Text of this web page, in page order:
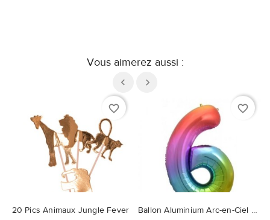
Vous aimerez aussi :
favorite_border
20 Pics Animaux Jungle Fever
favorite_border
Ballon Aluminium Arc-en-Ciel Chiffre 6